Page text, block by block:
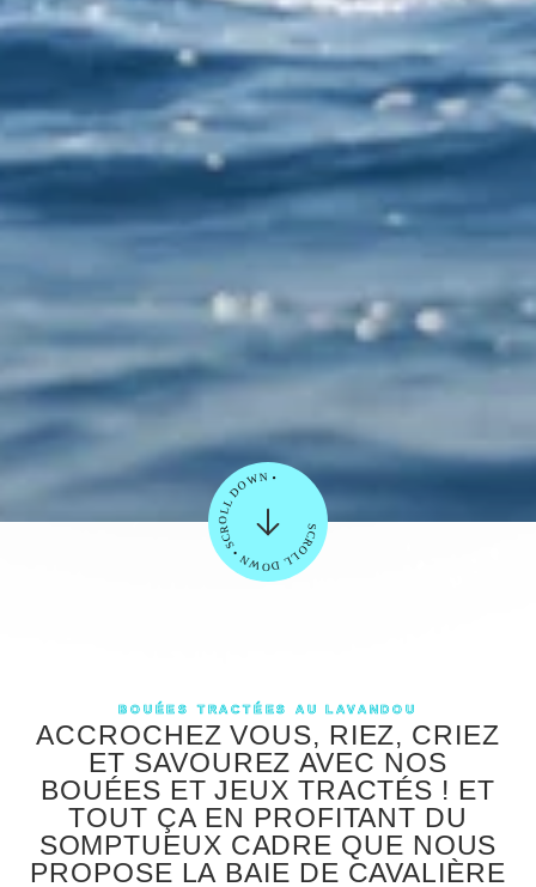
SCROLL DOWN • SCROLL DOWN •
BOUÉES TRACTÉES AU LAVANDOU
ACCROCHEZ VOUS, RIEZ, CRIEZ
ET SAVOUREZ AVEC NOS
BOUÉES ET JEUX TRACTÉS ! ET
TOUT ÇA EN PROFITANT DU
SOMPTUEUX CADRE QUE NOUS
PROPOSE LA BAIE DE CAVALIÈRE